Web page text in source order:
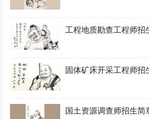
工程地质勘查工程师招
固体矿床开采工程师招
国土资源调查师招生简